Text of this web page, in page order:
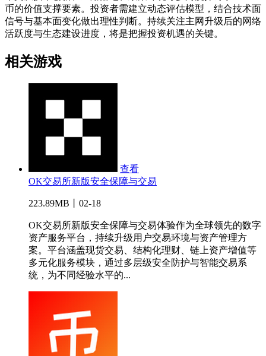
币的价值支撑要素。投资者需建立动态评估模型，结合技术面
信号与基本面变化做出理性判断。持续关注主网升级后的网络
活跃度与生态建设进度，将是把握投资机遇的关键。
相关游戏
查看
OK交易所新版安全保障与交易
223.89MB丨02-18
OK交易所新版安全保障与交易体验作为全球领先的数字
资产服务平台，持续升级用户交易环境与资产管理方
案。平台涵盖现货交易、结构化理财、链上资产增值等
多元化服务模块，通过多层级安全防护与智能交易系
统，为不同经验水平的...